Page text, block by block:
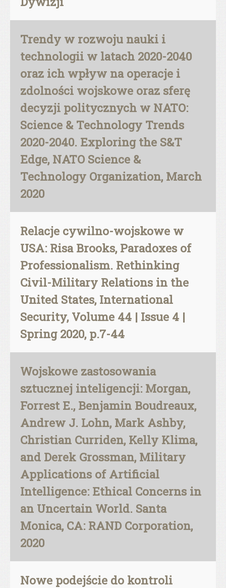
Trendy w rozwoju nauki i
technologii w latach 2020-2040
oraz ich wpływ na operacje i
zdolności wojskowe oraz sferę
decyzji politycznych w NATO:
Science & Technology Trends
2020-2040. Exploring the S&T
Edge, NATO Science &
Technology Organization, March
2020
Relacje cywilno-wojskowe w
USA: Risa Brooks, Paradoxes of
Professionalism. Rethinking
Civil-Military Relations in the
United States, International
Security, Volume 44 | Issue 4 |
Spring 2020, p.7-44
Wojskowe zastosowania
sztucznej inteligencji: Morgan,
Forrest E., Benjamin Boudreaux,
Andrew J. Lohn, Mark Ashby,
Christian Curriden, Kelly Klima,
and Derek Grossman, Military
Applications of Artificial
Intelligence: Ethical Concerns in
an Uncertain World. Santa
Monica, CA: RAND Corporation,
2020
Nowe podejście do kontroli